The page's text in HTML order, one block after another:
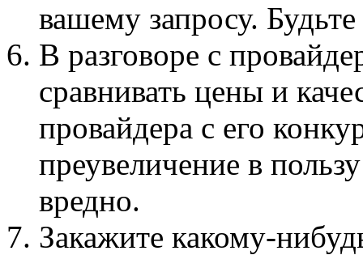
вашему запросу.
В разговоре с
сравнивать цены и
провайдера с его
преувеличение в
вредно.
Закажите какому-